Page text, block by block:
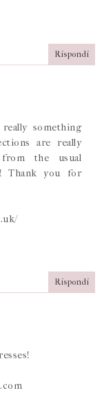
Rispondi
something
are really
the usual
Thank you for
Rispondi